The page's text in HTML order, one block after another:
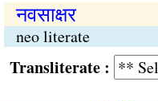
नवसाक्षर
neo literate
: